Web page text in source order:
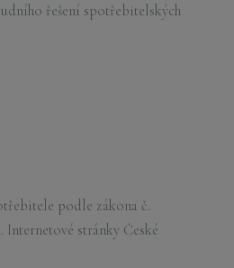
řešení spotřebitelských
podle zákona č.
stránky České